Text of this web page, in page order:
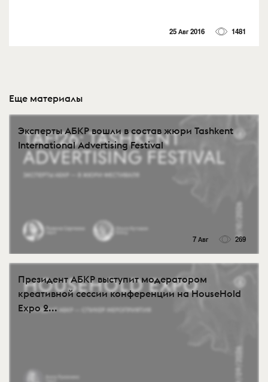
25 Авг 2016 1481
Еще материалы
Эксперты АБКР вошли в состав жюри Tashkent
International Advertising Festival
7 Авг 269
Президент АБКР выступит модератором
креативной сессии конференции на HouseHold
Expo 2...